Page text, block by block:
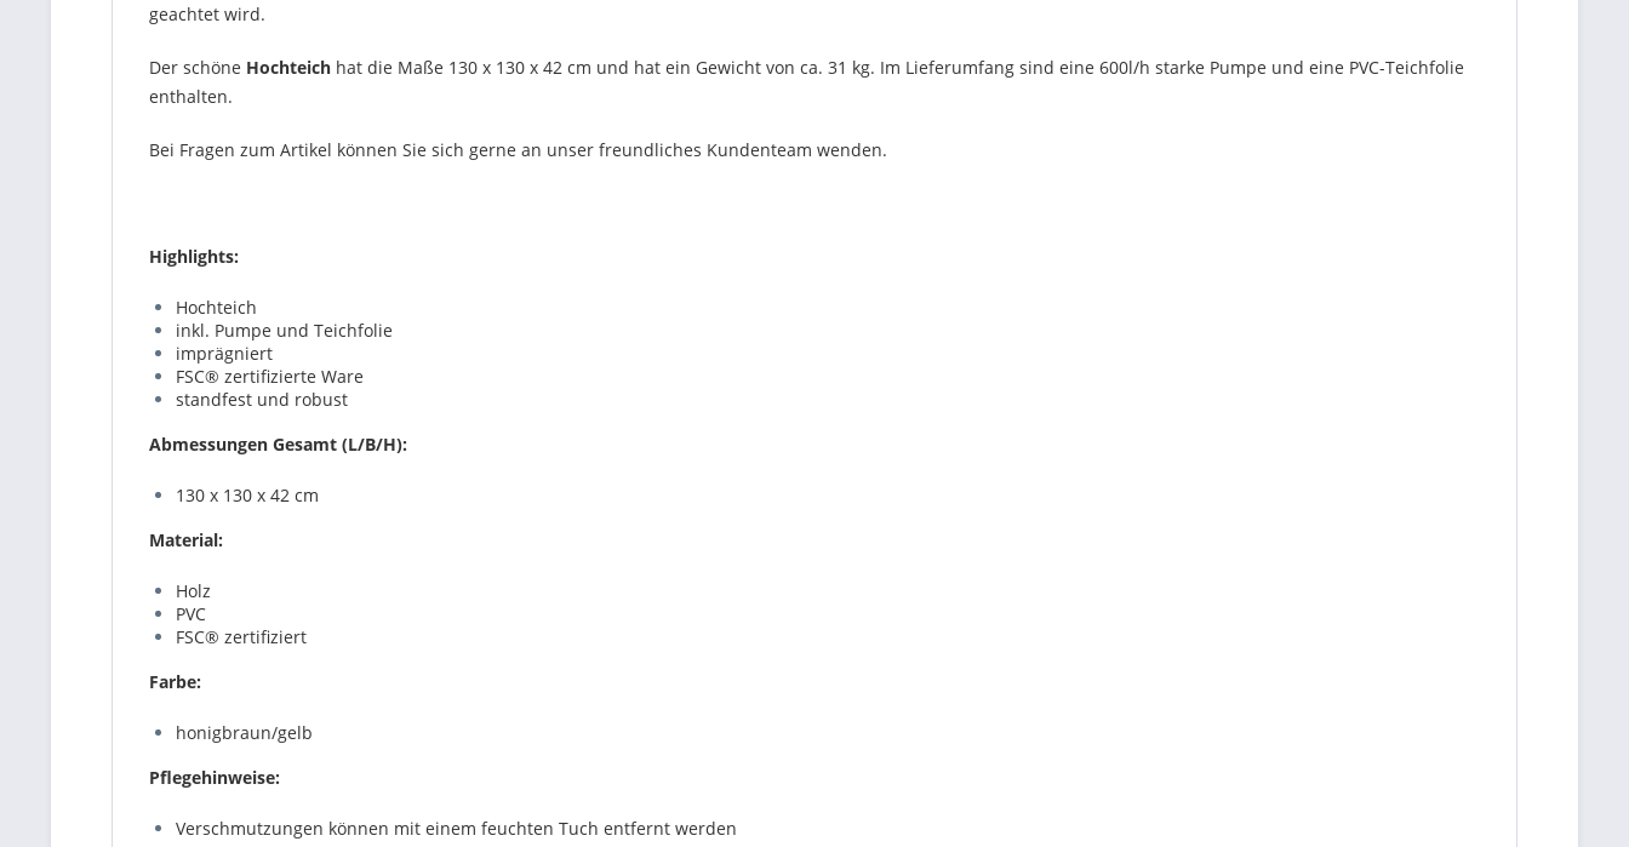
geachtet wird.
Der schöne Hochteich hat die Maße 130 x 130 x 42 cm und hat ein Gewicht von ca. 31 kg. Im Lieferumfang sind eine 600l/h starke Pumpe und eine PVC-Teichfolie
enthalten.
Bei Fragen zum Artikel können Sie sich gerne an unser freundliches Kundenteam wenden.
Highlights:
Hochteich
inkl. Pumpe und Teichfolie
imprägniert
FSC® zertifizierte Ware
standfest und robust
Abmessungen Gesamt (L/B/H):
130 x 130 x 42 cm
Material:
Holz
PVC
FSC® zertifiziert
Farbe:
honigbraun/gelb
Pflegehinweise:
Verschmutzungen können mit einem feuchten Tuch entfernt werden